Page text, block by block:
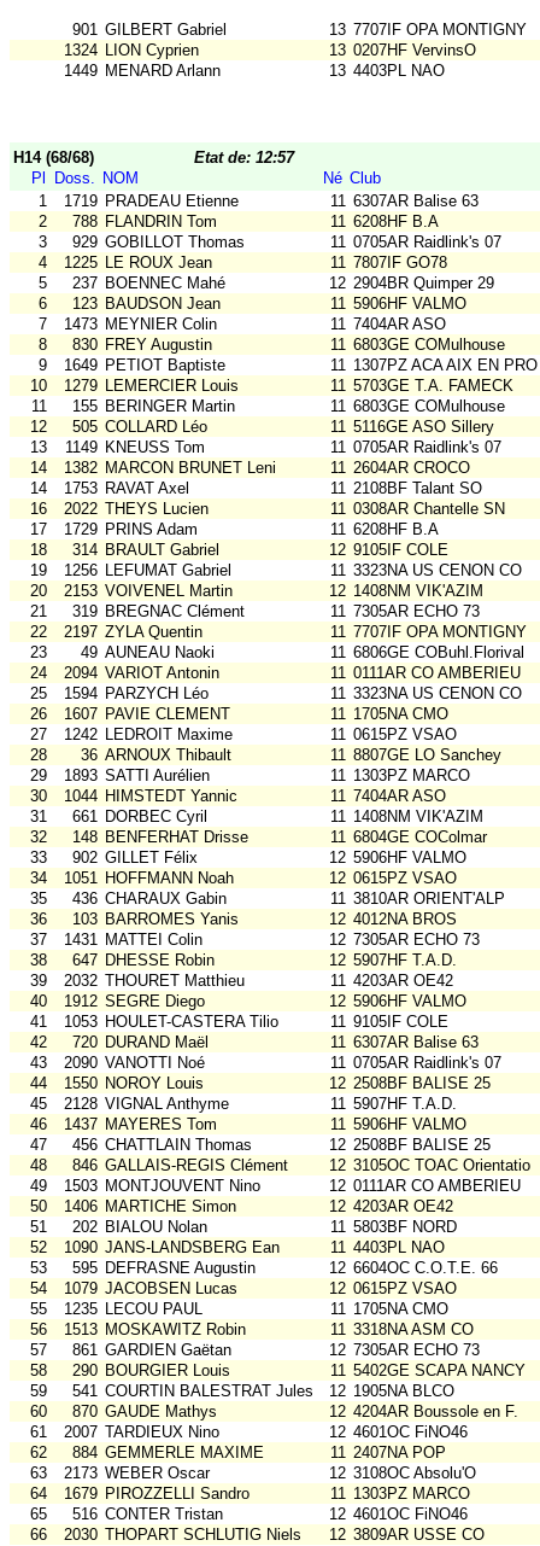
901 GILBERT Gabriel 13 7707IF OPA MONTIGNY
1324 LION Cyprien 13 0207HF VervinsO
1449 MENARD Arlann 13 4403PL NAO
H14 (68/68)
Etat de: 12:57
Pl
Doss. NOM Né Club
1
1719 PRADEAU Etienne 11 6307AR Balise 63
2
788 FLANDRIN Tom 11 6208HF B.A
3
929 GOBILLOT Thomas 11 0705AR Raidlink's 07
4
1225 LE ROUX Jean 11 7807IF GO78
5
237 BOENNEC Mahé 12 2904BR Quimper 29
6
123 BAUDSON Jean 11 5906HF VALMO
7
1473 MEYNIER Colin 11 7404AR ASO
8
830 FREY Augustin 11 6803GE COMulhouse
9
1649 PETIOT Baptiste 11 1307PZ ACA AIX EN
10
1279 LEMERCIER Louis 11 5703GE T.A. FAMECK
11
155 BERINGER Martin 11 6803GE COMulhouse
12
505 COLLARD Léo 11 5116GE ASO Sillery
13
1149 KNEUSS Tom 11 0705AR Raidlink's 07
14
1382 MARCON BRUNET Leni 11 2604AR CROCO
14
1753 RAVAT Axel 11 2108BF Talant SO
16
2022 THEYS Lucien 11 0308AR Chantelle SN
17
1729 PRINS Adam 11 6208HF B.A
18
314 BRAULT Gabriel 12 9105IF COLE
19
1256 LEFUMAT Gabriel 11 3323NA US CENON CO
20
2153 VOIVENEL Martin 12 1408NM VIK'AZIM
21
319 BREGNAC Clément 11 7305AR ECHO 73
22
2197 ZYLA Quentin 11 7707IF OPA MONTIGNY
23
49 AUNEAU Naoki 11 6806GE COBuhl.Florival
24
2094 VARIOT Antonin 11 0111AR CO AMBERIEU
25
1594 PARZYCH Léo 11 3323NA US CENON CO
26
1607 PAVIE CLEMENT 11 1705NA CMO
27
1242 LEDROIT Maxime 11 0615PZ VSAO
28
36 ARNOUX Thibault 11 8807GE LO Sanchey
29
1893 SATTI Aurélien 11 1303PZ MARCO
30
1044 HIMSTEDT Yannic 11 7404AR ASO
31
661 DORBEC Cyril 11 1408NM VIK'AZIM
32
148 BENFERHAT Drisse 11 6804GE COColmar
33
902 GILLET Félix 12 5906HF VALMO
34
1051 HOFFMANN Noah 12 0615PZ VSAO
35
436 CHARAUX Gabin 11 3810AR ORIENT'ALP
36
103 BARROMES Yanis 12 4012NA BROS
37
1431 MATTEI Colin 12 7305AR ECHO 73
38
647 DHESSE Robin 12 5907HF T.A.D.
39
2032 THOURET Matthieu 11 4203AR OE42
40
1912 SEGRE Diego 12 5906HF VALMO
41
1053 HOULET-CASTERA Tilio 11 9105IF COLE
42
720 DURAND Maël 11 6307AR Balise 63
43
2090 VANOTTI Noé 11 0705AR Raidlink's 07
44
1550 NOROY Louis 12 2508BF BALISE 25
45
2128 VIGNAL Anthyme 11 5907HF T.A.D.
46
1437 MAYERES Tom 11 5906HF VALMO
47
456 CHATTLAIN Thomas 12 2508BF BALISE 25
48
846 GALLAIS-REGIS Clément 12 3105OC TOAC Orientatio
49
1503 MONTJOUVENT Nino 12 0111AR CO AMBERIEU
50
1406 MARTICHE Simon 12 4203AR OE42
51
202 BIALOU Nolan 11 5803BF NORD
52
1090 JANS-LANDSBERG Ean 11 4403PL NAO
53
595 DEFRASNE Augustin 12 6604OC C.O.T.E. 66
54
1079 JACOBSEN Lucas 12 0615PZ VSAO
55
1235 LECOU PAUL 11 1705NA CMO
56
1513 MOSKAWITZ Robin 11 3318NA ASM CO
57
861 GARDIEN Gaëtan 12 7305AR ECHO 73
58
290 BOURGIER Louis 11 5402GE SCAPA NANCY
59
541 COURTIN BALESTRAT Jules 12 1905NA BLCO
60
870 GAUDE Mathys 12 4204AR Boussole en F.
61
2007 TARDIEUX Nino 12 4601OC FiNO46
62
884 GEMMERLE MAXIME 11 2407NA POP
63
2173 WEBER Oscar 12 3108OC Absolu'O
64
1679 PIROZZELLI Sandro 11 1303PZ MARCO
65
516 CONTER Tristan 12 4601OC FiNO46
66
2030 THOPART SCHLUTIG Niels 12 3809AR USSE CO